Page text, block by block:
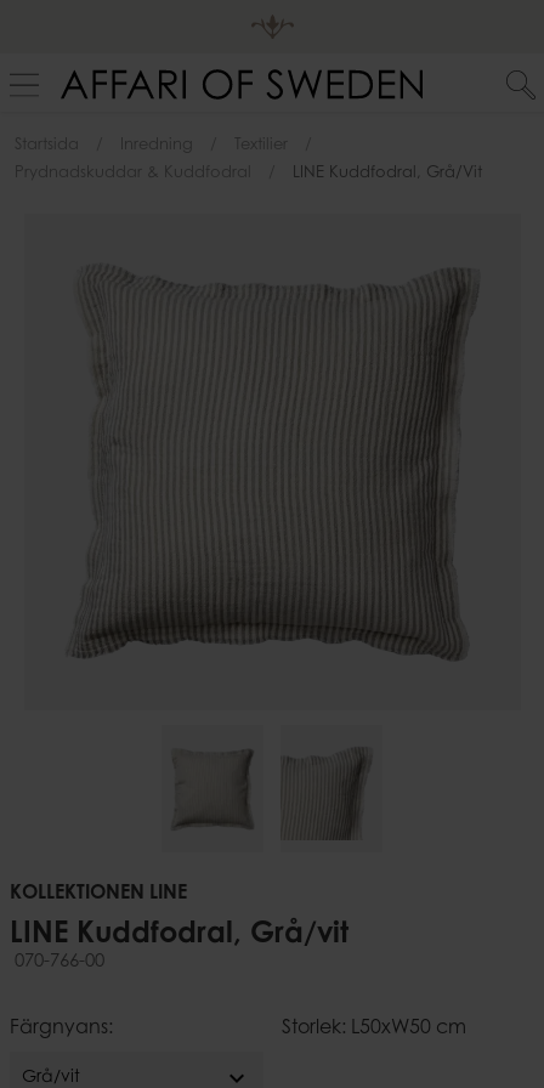
Startsida Inredning
Textilier
Prydnadskuddar & Kuddfodral
LINE Kuddfodral, Grå/vit
KOLLEKTIONEN LINE
LINE Kuddfodral, Grå/vit
070-766-00
Färgnyans:
Grå/vit expand_more
Storlek: L50xW50 cm